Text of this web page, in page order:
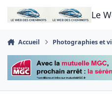
Aller au contenu
Le
Accueil Photographies et